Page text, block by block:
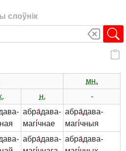
слоўнік
мн.
н.
-
абра́дава-
магі́чнае
абра́дава-
магі́чныя
абра́дава- абра́дава-